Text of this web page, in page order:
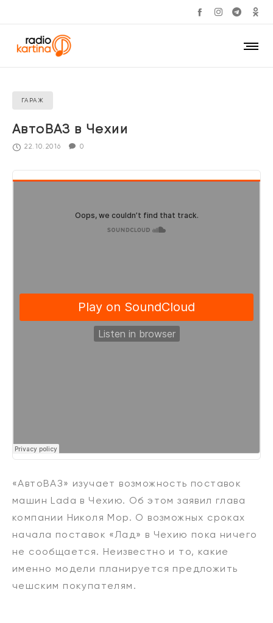
ГАРАЖ
АвтоВАЗ в Чехии
22.10.2016 0
«АвтоВАЗ» изучает возможность поставок
машин Lada в Чехию. Об этом заявил глава
компании Николя Мор. О возможных сроках
начала поставок «Лад» в Чехию пока ничего
не сообщается. Неизвестно и то, какие
именно модели планируется предложить
чешским покупателям.